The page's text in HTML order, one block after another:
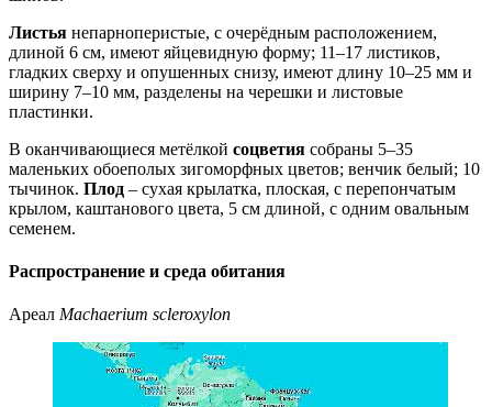
Листья непарноперистые, с очерёдным расположением,
длиной 6 см, имеют яйцевидную форму; 11–17 листиков,
гладких сверху и опушенных снизу, имеют длину 10–25 мм и
ширину 7–10 мм, разделены на черешки и листовые
пластинки.
В оканчивающиеся метёлкой соцветия собраны 5–35
маленьких обоеполых зигоморфных цветов; венчик белый; 10
тычинок. Плод – сухая крылатка, плоская, с перепончатым
крылом, каштанового цвета, 5 см длиной, с одним овальным
семенем.
Распространение и среда обитания
Ареал Machaerium scleroxylon